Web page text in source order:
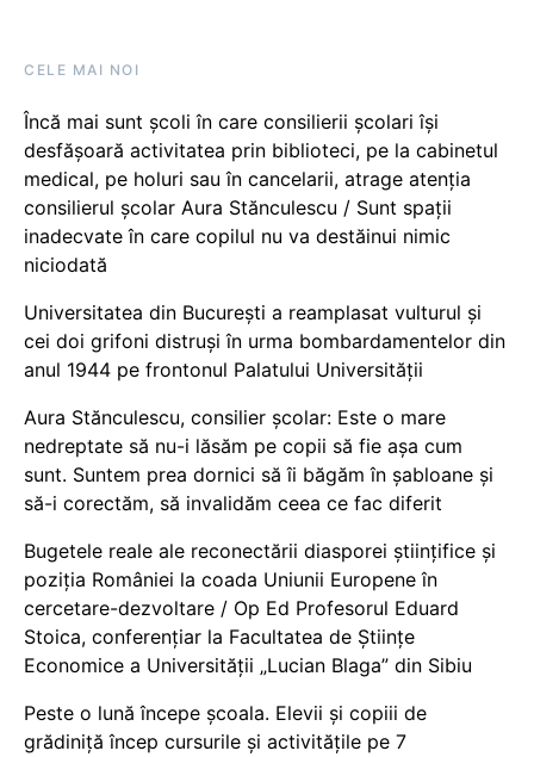
CELE MAI NOI
Încă mai sunt școli în care consilierii școlari își
desfășoară activitatea prin biblioteci, pe la cabinetul
medical, pe holuri sau în cancelarii, atrage atenția
consilierul școlar Aura Stănculescu / Sunt spații
inadecvate în care copilul nu va destăinui nimic
niciodată
Universitatea din București a reamplasat vulturul și
cei doi grifoni distruși în urma bombardamentelor din
anul 1944 pe frontonul Palatului Universității
Aura Stănculescu, consilier școlar: Este o mare
nedreptate să nu-i lăsăm pe copii să fie așa cum
sunt. Suntem prea dornici să îi băgăm în șabloane și
să-i corectăm, să invalidăm ceea ce fac diferit
Bugetele reale ale reconectării diasporei științifice și
poziția României la coada Uniunii Europene în
cercetare-dezvoltare / Op Ed Profesorul Eduard
Stoica, conferențiar la Facultatea de Științe
Economice a Universității „Lucian Blaga” din Sibiu
Peste o lună începe școala. Elevii și copiii de
grădiniță încep cursurile și activitățile pe 7